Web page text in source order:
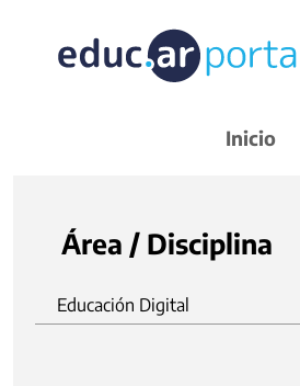
Inicio
Área / Disciplina
Educación Digital